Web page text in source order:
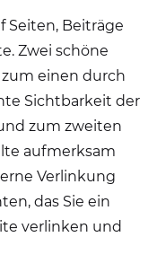
Seiten, Beiträge
Zwei schöne
einen durch
Sichtbarkeit der
zum zweiten
aufmerksam
Verlinkung
das Sie ein
verlinken und